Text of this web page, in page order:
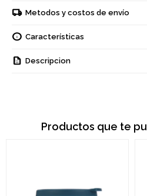
Metodos y costos de envío
Características
Descripcion
Productos que te